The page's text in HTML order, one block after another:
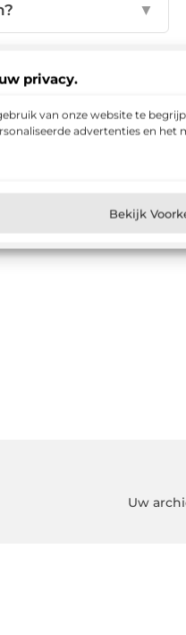
privacy.
van onze website te
advertenties en het
Bekijk
▼
Email
hypotheek,
Uw